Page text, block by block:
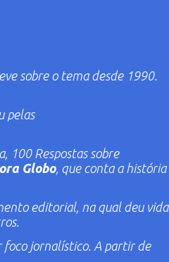
sobre o tema desde 1990.
pelas
, 100 Respostas sobre
Globo, que conta a história
editorial, na qual deu vida
foco jornalístico. A partir de